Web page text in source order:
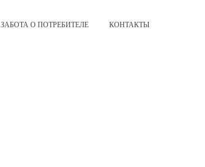
ЗАБОТА О ПОТРЕБИТЕЛЕ КОНТАКТЫ